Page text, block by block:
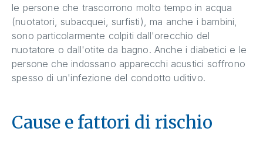
le persone che trascorrono molto tempo in acqua
(nuotatori, subacquei, surfisti), ma anche i bambini,
sono particolarmente colpiti dall'orecchio del
nuotatore o dall'otite da bagno. Anche i diabetici e le
persone che indossano apparecchi acustici soffrono
spesso di un'infezione del condotto uditivo.
Cause e fattori di rischio